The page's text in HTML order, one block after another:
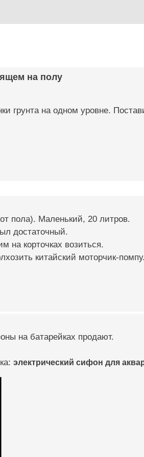
на полу
грунта на одном уровне.
пола). Маленький, 20 литров.
достаточный.
на корточках возиться.
китайский моторчик-помпу.
на батарейках продают.
электрический сифон для